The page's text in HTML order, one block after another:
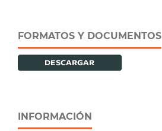
FORMATOS Y DOCUMENTOS
INFORMACIÓN